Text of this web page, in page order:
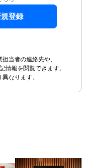
登録
当者の連絡先や、
情報を閲覧できます。
なります。